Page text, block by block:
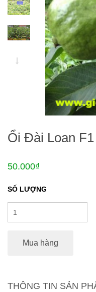
Ổi Đài Loan F1
50.000₫
SỐ LƯỢNG
Mua hàng
THÔNG TIN SẢN